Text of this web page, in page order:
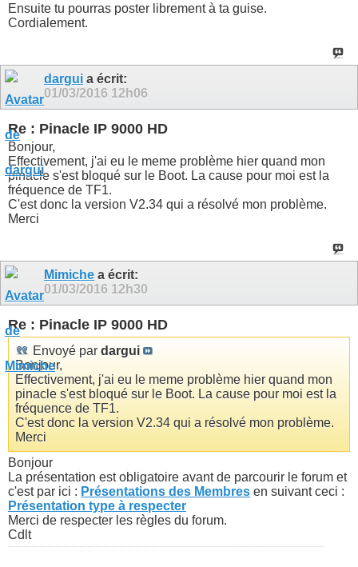
Ensuite tu pourras poster librement à ta guise.
Cordialement.
dargui a écrit:
01/03/2016 12h06
Re : Pinacle IP 9000 HD
Bonjour,
Effectivement, j'ai eu le meme problème hier quand mon
pinacle s'est bloqué sur le Boot. La cause pour moi est la
fréquence de TF1.
C'est donc la version V2.34 qui a résolvé mon problème.
Merci
Mimiche a écrit:
01/03/2016 12h30
Re : Pinacle IP 9000 HD
Envoyé par dargui
Bonjour,
Effectivement, j'ai eu le meme problème hier quand mon
pinacle s'est bloqué sur le Boot. La cause pour moi est la
fréquence de TF1.
C'est donc la version V2.34 qui a résolvé mon problème.
Merci
Bonjour
La présentation est obligatoire avant de parcourir le forum et
c'est par ici : Présentations des Membres en suivant ceci :
Présentation type à respecter
Merci de respecter les règles du forum.
Cdlt